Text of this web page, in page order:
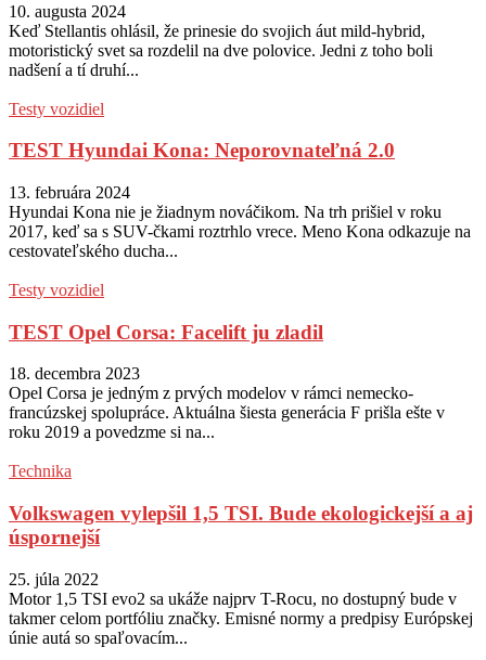
10. augusta 2024
Keď Stellantis ohlásil, že prinesie do svojich áut mild-hybrid,
motoristický svet sa rozdelil na dve polovice. Jedni z toho boli
nadšení a tí druhí...
Testy vozidiel
TEST Hyundai Kona: Neporovnateľná 2.0
13. februára 2024
Hyundai Kona nie je žiadnym nováčikom. Na trh prišiel v roku
2017, keď sa s SUV-čkami roztrhlo vrece. Meno Kona odkazuje na
cestovateľského ducha...
Testy vozidiel
TEST Opel Corsa: Facelift ju zladil
18. decembra 2023
Opel Corsa je jedným z prvých modelov v rámci nemecko-
francúzskej spolupráce. Aktuálna šiesta generácia F prišla ešte v
roku 2019 a povedzme si na...
Technika
Volkswagen vylepšil 1,5 TSI. Bude ekologickejší a aj
úspornejší
25. júla 2022
Motor 1,5 TSI evo2 sa ukáže najprv T-Rocu, no dostupný bude v
takmer celom portfóliu značky. Emisné normy a predpisy Európskej
únie autá so spaľovacím...